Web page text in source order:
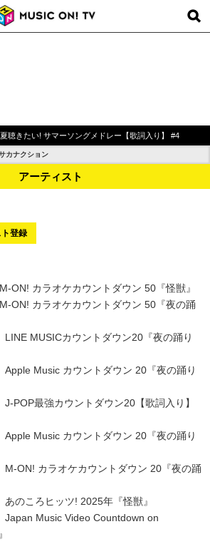
聴きたい! サマーソングメドレー【歌詞入り】 #4
カナクション
アーティスト
登録
M-ON! カラオケカウントダウン 50 『怪獣』
M-ON! カラオケカウントダウン 50 『夜の踊
LINE MUSICカウントダウン20 『夜の踊り
Apple Music カウントダウン 20 『夜の踊り
J-POP最強カウントダウン20【歌詞入り】
Apple Music カウントダウン 20 『夜の踊り
M-ON! カラオケカウントダウン 20 『夜の踊
あのころヒッツ! 2025年 『怪獣』
Japan Music Video Countdown on